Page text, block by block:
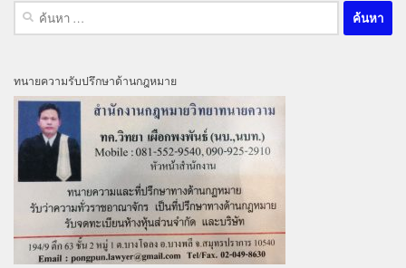
ค้นหา
สำหรับ:
ทนายความรับปรึกษาด้านกฎหมาย